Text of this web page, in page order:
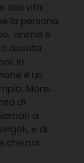
alla vita
la persona
anima e
dovuta
In
è un
Mons.
di
a
e di
che noi